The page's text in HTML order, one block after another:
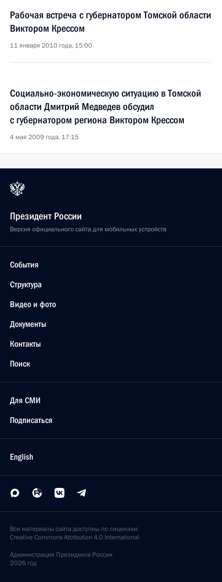
Рабочая встреча с губернатором Томской области
Виктором Крессом
11 января 2010 года, 15:00
Социально-экономическую ситуацию в Томской
области Дмитрий Медведев обсудил
с губернатором региона Виктором Крессом
4 мая 2009 года, 17:15
Президент России
Версия официального сайта для мобильных устройств
События
Структура
Видео и фото
Документы
Контакты
Поиск
Для СМИ
Подписаться
English
Все материалы сайта доступны по лицензии:
Creative Commons Attribution 4.0 International
Администрация Президента России
2026 год